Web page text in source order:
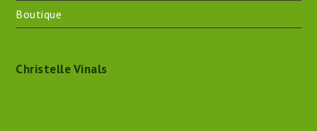
Boutique
Christelle Vinals